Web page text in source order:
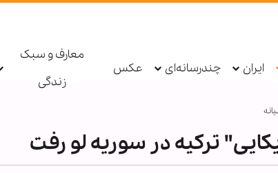
ایران چندرسانه‌ای عکس
معارف و سبک
زندگی
ترکیه در سوریه لو رفت